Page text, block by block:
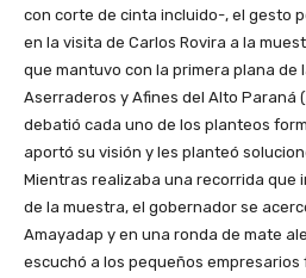
con corte de cinta incluido-, el gesto
en la visita de Carlos Rovira a la
que mantuvo con la primera plana de
Aserraderos y Afines del Alto Paraná
debatió cada uno de los planteos
aportó su visión y les planteó
Mientras realizaba una recorrida que
de la muestra, el gobernador se
Amayadap y en una ronda de mate
escuchó a los pequeños